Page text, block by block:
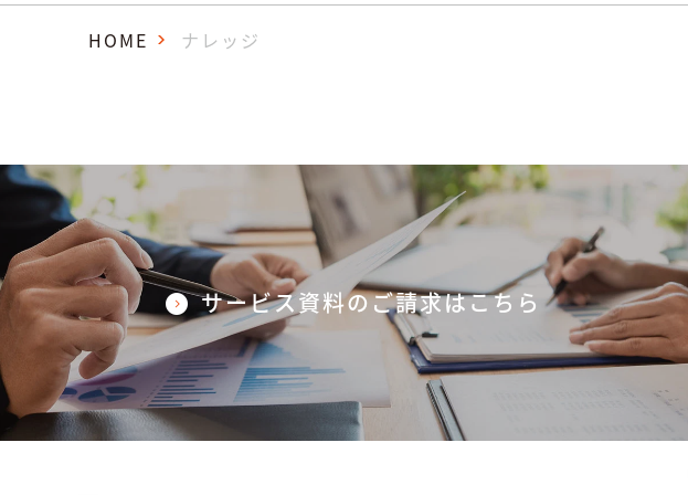
HOME ナレッジ
サービス資料のご請求はこちら